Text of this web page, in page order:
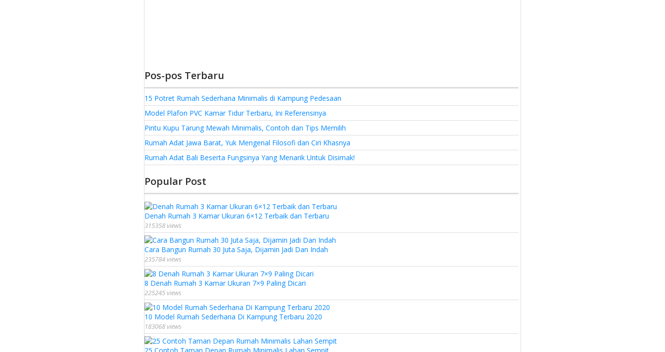
Pos-pos Terbaru
15 Potret Rumah Sederhana Minimalis di Kampung Pedesaan
Model Plafon PVC Kamar Tidur Terbaru, Ini Referensinya
Pintu Kupu Tarung Mewah Minimalis, Contoh dan Tips Memilih
Rumah Adat Jawa Barat, Yuk Mengenal Filosofi dan Ciri Khasnya
Rumah Adat Bali Beserta Fungsinya Yang Menarik Untuk Disimak!
Popular Post
Denah Rumah 3 Kamar Ukuran 6×12 Terbaik dan Terbaru
315358 views
Cara Bangun Rumah 30 Juta Saja, Dijamin Jadi Dan Indah
235784 views
8 Denah Rumah 3 Kamar Ukuran 7×9 Paling Dicari
225245 views
10 Model Rumah Sederhana Di Kampung Terbaru 2020
183068 views